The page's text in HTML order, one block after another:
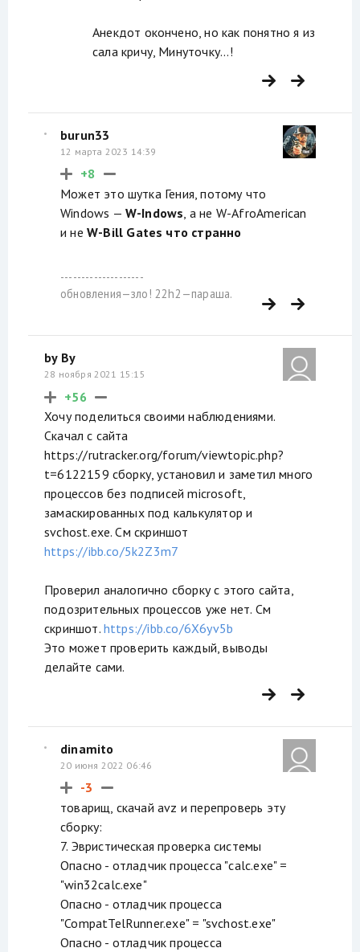
Анекдот окончено, но как понятно я из
сала кричу, Минуточку...!
burun33
12 марта 2023 14:39
+8
Может это шутка Гения, потому что
Windows — W-Indows , а не W-AfroAmerican
и не W-Bill Gates что странно
--------------------
обновления—зло! 22h2—параша.
by By
28 ноября 2021 15:15
+56
Хочу поделиться своими наблюдениями.
Скачал с сайта
https://rutracker.org/forum/viewtopic.php?
t=6122159 сборку, установил и заметил много
процессов без подписей microsoft,
замаскированных под калькулятор и
svchost.exe. См скриншот
https://ibb.co/5k2Z3m7
Проверил аналогично сборку с этого сайта,
подозрительных процессов уже нет. См
скриншот. https://ibb.co/6X6yv5b
Это может проверить каждый, выводы
делайте сами.
dinamito
20 июня 2022 06:46
-3
товарищ, скачай avz и перепроверь эту
сборку:
7. Эвристичеcкая проверка системы
Опасно - отладчик процесса "calc.exe" =
"win32calc.exe"
Опасно - отладчик процесса
"CompatTelRunner.exe" = "svchost.exe"
Опасно - отладчик процесса